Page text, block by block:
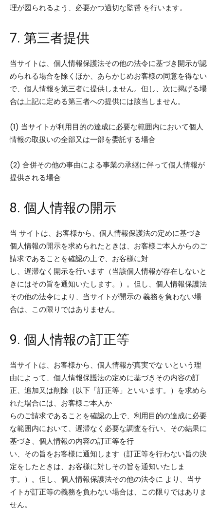
理が図られるよう、必要かつ適切な監督 を行います。
7. 第三者提供
当サイトは、個人情報保護法その他の法令に基づき開示が認
められる場合を除くほか、あらかじめお客様の同意を得ない
で、個人情報を第三者に提供しません。但し、次に掲げる場
合は上記に定める第三者への提供には該当しません。
(1) 当サイトが利用目的の達成に必要な範囲内において個人
情報の取扱いの全部又は一部を委託する場合
(2) 合併その他の事由による事業の承継に伴って個人情報が
提供される場合
8. 個人情報の開示
当 サイトは、お客様から、個人情報保護法の定めに基づき
個人情報の開示を求められたときは、お客様ご本人からのご
請求であることを確認の上で、お客様に対
し、遅滞なく開示を行います（当該個人情報が存在しないと
きにはその旨を通知いたします。）。但し、個人情報保護法
その他の法令により、当サイトが開示の 義務を負わない場
合は、この限りではありません。
9. 個人情報の訂正等
当サイトは、お客様から、個人情報が真実でな いという理
由によって、個人情報保護法の定めに基づきその内容の訂
正、追加又は削除（以下「訂正等」といいます。）を求めら
れた場合には、お客様ご本人か
らのご請求であることを確認の上で、利用目的の達成に必要
な範囲内において、遅滞なく必要な調査を行い、その結果に
基づき、個人情報の内容の訂正等を行
い、その旨をお客様に通知します（訂正等を行わない旨の決
定をしたときは、お客様に対しその旨を通知いたしま
す。）。但し、個人情報保護法その他の法令に より、当サ
イトが訂正等の義務を負わない場合は、この限りではありま
せん。